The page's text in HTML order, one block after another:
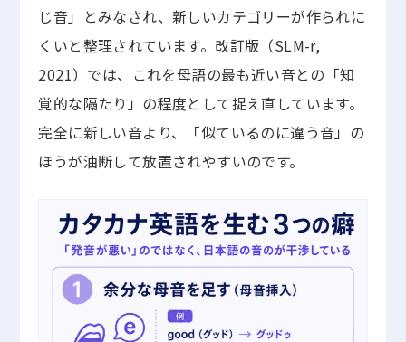
じ音」とみなされ、新しいカテゴリーが作られに
くいと整理されています。改訂版（SLM-r,
2021）では、これを母語の最も近い音との「知
覚的な隔たり」の程度として捉え直しています。
完全に新しい音より、「似ているのに違う音」の
ほうが油断して放置されやすいのです。